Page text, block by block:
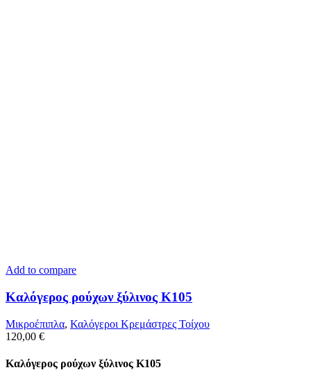
Add to compare
Καλόγερος ρούχων ξύλινος K105
Μικροέπιπλα, Καλόγεροι Κρεμάστρες Τοίχου
120,00 €
Καλόγερος ρούχων ξύλινος K105